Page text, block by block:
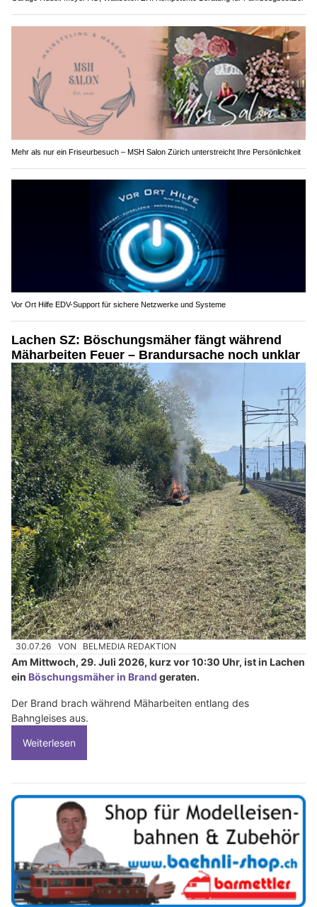
Mehr als nur ein Friseurbesuch – MSH Salon Zürich unterstreicht Ihre Persönlichkeit
Vor Ort Hilfe EDV-Support für sichere Netzwerke und Systeme
Lachen SZ: Böschungsmäher fängt während
Mäharbeiten Feuer – Brandursache noch unklar
30.07.26 VON BELMEDIA REDAKTION
Am Mittwoch, 29. Juli 2026, kurz vor 10:30 Uhr, ist in Lachen
ein Böschungsmäher in Brand geraten.
Der Brand brach während Mäharbeiten entlang des
Bahngleises aus.
Weiterlesen